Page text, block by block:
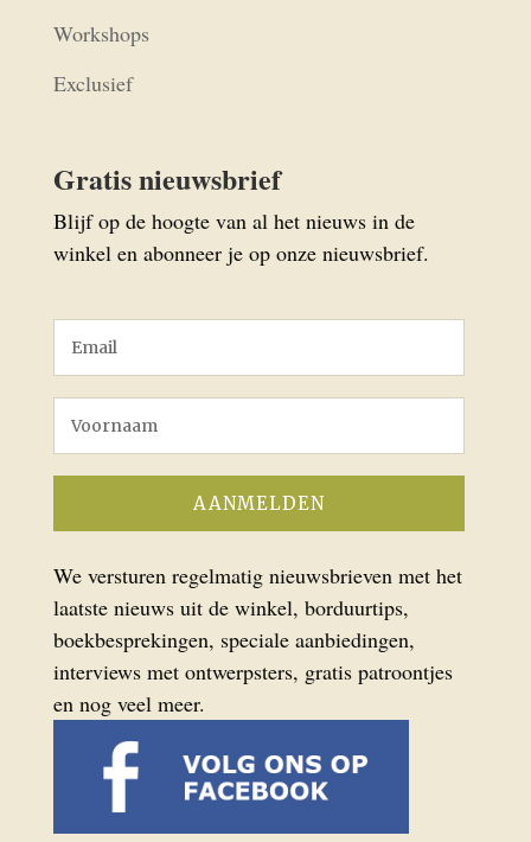
Workshops
Exclusief
Gratis nieuwsbrief
Blijf op de hoogte van al het nieuws in de
winkel en abonneer je op onze nieuwsbrief.
We versturen regelmatig nieuwsbrieven met het
laatste nieuws uit de winkel, borduurtips,
boekbesprekingen, speciale aanbiedingen,
interviews met ontwerpsters, gratis patroontjes
en nog veel meer.